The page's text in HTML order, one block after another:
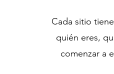
Cada sitio
quién eres,
comenzar a